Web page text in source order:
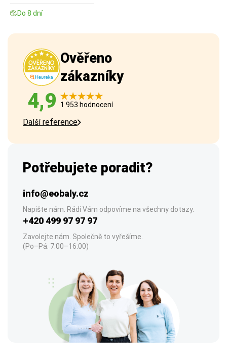
Do 8 dní
Ověřeno
zákazníky
4,9 1 953 hodnocení
Další reference
Potřebujete poradit?
info@eobaly.cz
Napište nám. Rádi Vám odpovíme na všechny dotazy.
+420 499 97 97 97
Zavolejte nám. Společně to vyřešíme.
(Po–Pá: 7:00–16:00)